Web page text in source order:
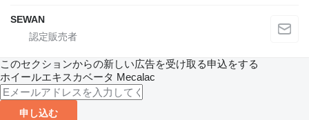
SEWAN
このセクションからの新しい広告を受け取る申込をする
ホイールエキスカベータ Mecalac
申し込む